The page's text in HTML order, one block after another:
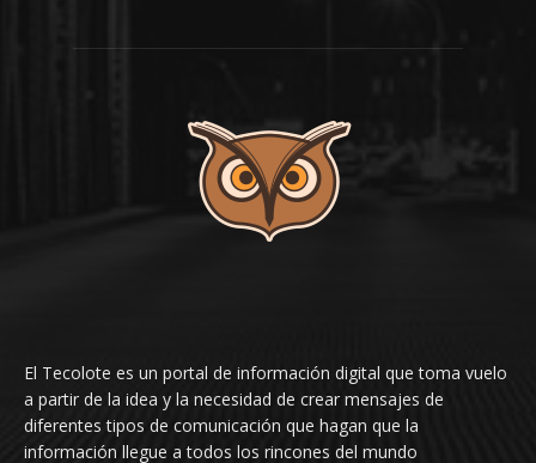
El Tecolote es un portal de información digital que toma vuelo
a partir de la idea y la necesidad de crear mensajes de
diferentes tipos de comunicación que hagan que la
información llegue a todos los rincones del mundo